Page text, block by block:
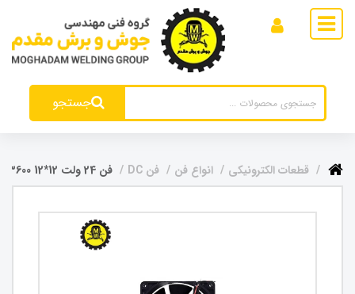
جستجو
قطعات الکترونیکی انواع فن فن DC فن 24 ولت 12*12 3600 دور قطر 3.8